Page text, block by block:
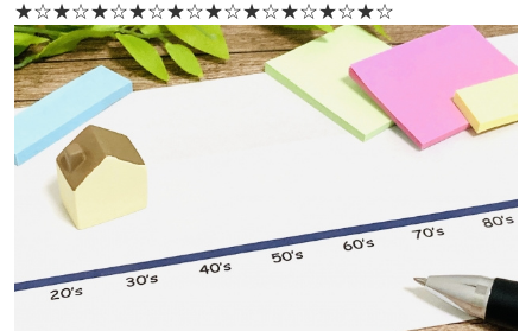
★☆★☆★☆★☆★☆★☆★☆★☆★☆★☆